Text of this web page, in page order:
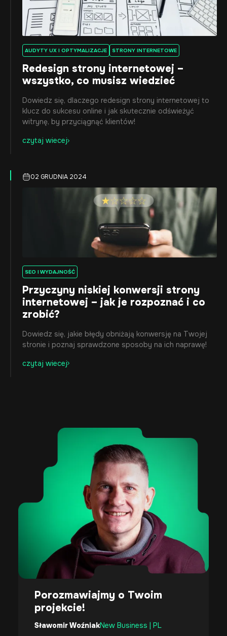
AUDYTY UX I OPTYMALIZACJE STRONY INTERNETOWE
Redesign strony internetowej –
wszystko, co musisz wiedzieć
Dowiedz się, dlaczego redesign strony internetowej to
klucz do sukcesu online i jak skutecznie odświeżyć
witrynę, by przyciągnąć klientów!
czytaj wiecej
02 GRUDNIA 2024
SEO I WYDAJNOŚĆ
Przyczyny niskiej konwersji strony
internetowej – jak je rozpoznać i co
zrobić?
Dowiedz się, jakie błędy obniżają konwersję na Twojej
stronie i poznaj sprawdzone sposoby na ich naprawę!
czytaj wiecej
Porozmawiajmy o Twoim
projekcie!
Sławomir WoźniakNew Business | PL